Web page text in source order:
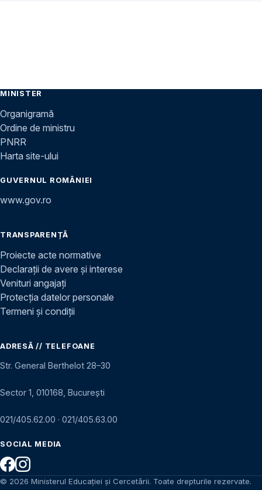
MINISTER
Organigramă
Ordine de ministru
PNRR
Harta site-ului
GUVERNUL ROMÂNIEI
www.gov.ro
TRANSPARENȚĂ
Proiecte acte normative
Declarații de avere și interese
Venituri angajați
Protecția datelor personale
Termeni și condiții
ADRESĂ // TELEFOANE
Str. General Berthelot 28–30
Sector 1, 010168, București
021/405.62.00 · 021/405.63.00
SOCIAL MEDIA
© 2026 Ministerul Educației și Cercetării. Toate drepturile rezervate.